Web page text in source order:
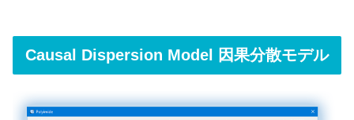
Causal Dispersion Model 因果分散モデル